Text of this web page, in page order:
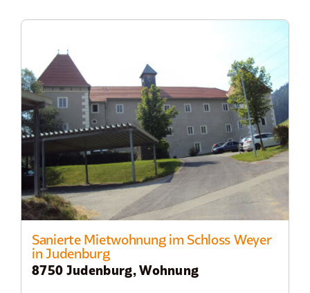
Sanierte Mietwohnung im Schloss Weyer
in Judenburg
8750 Judenburg, Wohnung